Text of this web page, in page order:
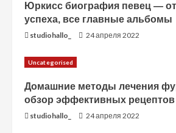
Юркисс биография певец —
успеха, все главные альбомы
studiohallo_ 24 апреля 2022
Uncategorised
Домашние методы лечения
обзор эффективных рецептов
studiohallo_ 24 апреля 2022